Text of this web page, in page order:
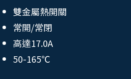
雙金屬熱開關
常開/常閉
高達17.0A
50-165℃